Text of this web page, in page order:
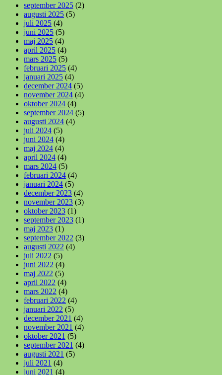
september 2025 (2)
augusti 2025 (5)
juli 2025 (4)
juni 2025 (5)
maj 2025 (4)
april 2025 (4)
mars 2025 (5)
februari 2025 (4)
januari 2025 (4)
december 2024 (5)
november 2024 (4)
oktober 2024 (4)
september 2024 (5)
augusti 2024 (4)
juli 2024 (5)
juni 2024 (4)
maj 2024 (4)
april 2024 (4)
mars 2024 (5)
februari 2024 (4)
januari 2024 (5)
december 2023 (4)
november 2023 (3)
oktober 2023 (1)
september 2023 (1)
maj 2023 (1)
september 2022 (3)
augusti 2022 (4)
juli 2022 (5)
juni 2022 (4)
maj 2022 (5)
april 2022 (4)
mars 2022 (4)
februari 2022 (4)
januari 2022 (5)
december 2021 (4)
november 2021 (4)
oktober 2021 (5)
september 2021 (4)
augusti 2021 (5)
juli 2021 (4)
juni 2021 (4)